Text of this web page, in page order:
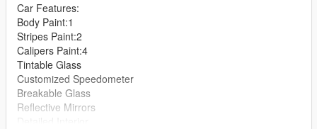
Car Features:
Body Paint:1
Stripes Paint:2
Calipers Paint:4
Tintable Glass
Customized Speedometer
Breakable Glass
Reflective Mirrors